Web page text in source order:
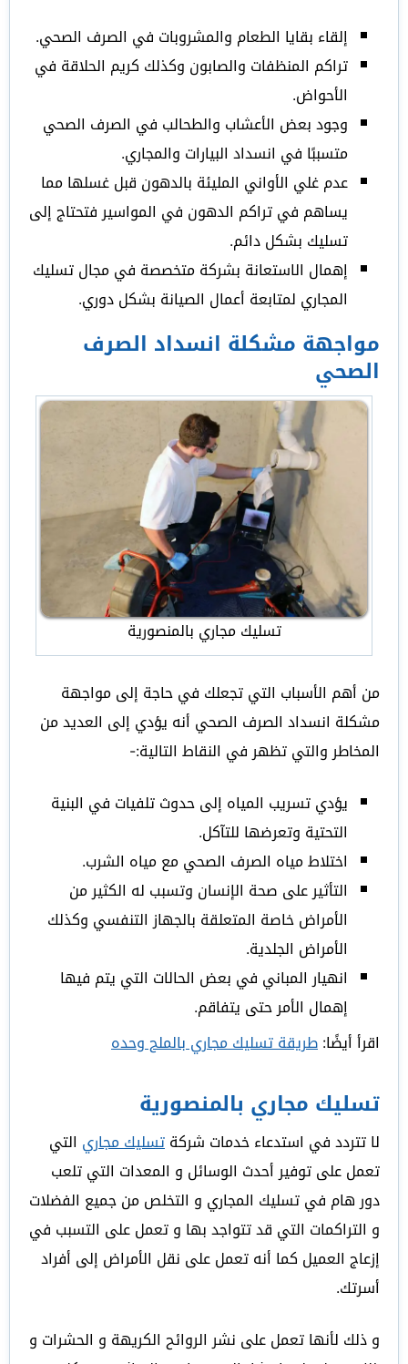
إلقاء بقايا الطعام والمشروبات في الصرف الصحي.
تراكم المنظفات والصابون وكذلك كريم الحلاقة في
الأحواض.
وجود بعض الأعشاب والطحالب في الصرف الصحي
متسببًا في انسداد البيارات والمجاري.
عدم غلي الأواني المليئة بالدهون قبل غسلها مما
يساهم في تراكم الدهون في المواسير فتحتاج إلى
تسليك بشكل دائم.
إهمال الاستعانة بشركة متخصصة في مجال تسليك
المجاري لمتابعة أعمال الصيانة بشكل دوري.
مواجهة مشكلة انسداد الصرف
الصحي
تسليك مجاري بالمنصورية
من أهم الأسباب التي تجعلك في حاجة إلى مواجهة
مشكلة انسداد الصرف الصحي أنه يؤدي إلى العديد من
المخاطر والتي تظهر في النقاط التالية:-
يؤدي تسريب المياه إلى حدوث تلفيات في البنية
التحتية وتعرضها للتآكل.
اختلاط مياه الصرف الصحي مع مياه الشرب.
التأثير على صحة الإنسان وتسبب له الكثير من
الأمراض خاصة المتعلقة بالجهاز التنفسي وكذلك
الأمراض الجلدية.
انهيار المباني في بعض الحالات التي يتم فيها
إهمال الأمر حتى يتفاقم.
اقرأ أيضًا:طريقة تسليك مجاري بالملح وحده
تسليك مجاري بالمنصورية
لا تتردد في استدعاء خدمات شركةتسليك مجاري التي
تعمل على توفير أحدث الوسائل و المعدات التي تلعب
دور هام في تسليك المجاري و التخلص من جميع الفضلات
و التراكمات التي قد تتواجد بها و تعمل على التسبب في
إزعاج العميل كما أنه تعمل على نقل الأمراض إلى أفراد
أسرتك.
و ذلك لأنها تعمل على نشر الروائح الكريهة و الحشرات و